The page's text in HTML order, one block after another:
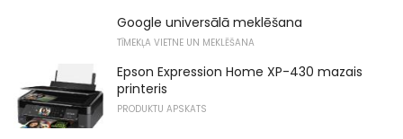
Google universālā meklēšana
TĪMEKĻA VIETNE UN MEKLĒŠANA
Epson Expression Home XP-430 mazais
printeris
PRODUKTU APSKATS